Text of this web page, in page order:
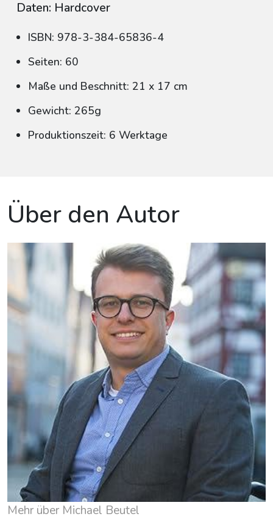
Daten: Hardcover
ISBN: 978-3-384-65836-4
Seiten: 60
Maße und Beschnitt: 21 x 17 cm
Gewicht: 265g
Produktionszeit: 6 Werktage
Über den Autor
Mehr über Michael Beutel